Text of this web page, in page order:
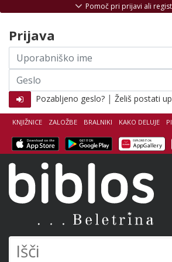
KNJIŽNICE ZALOŽBE BRALNIKI KAKO DELUJE
Pomoč pri prijavi ali
Prijava
Uporabniško
ime
Geslo
Pozabljeno geslo? | Želiš postati